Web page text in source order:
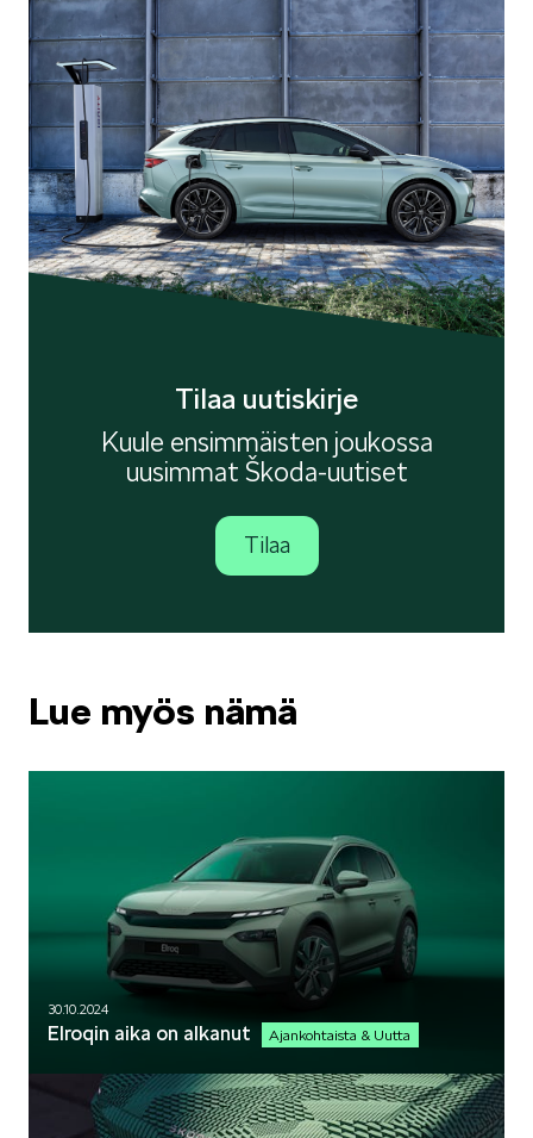
ENYAQ
ELROQ
EPIQ
Tilaa uutiskirje
Kuule ensimmäisten joukossa
uusimmat Škoda-uutiset
Tilaa
Lue myös nämä
30.10.2024
Elroqin aika on alkanut Ajankohtaista & Uutta